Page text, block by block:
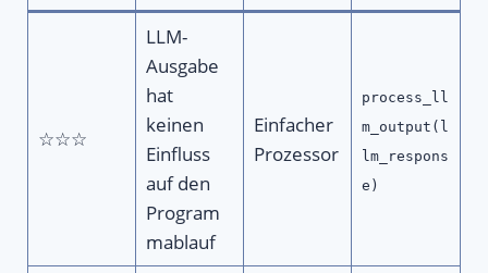
☆☆☆
LLM-
Ausgabe
hat
keinen
Einfluss
auf den
Program
mablauf
Einfacher
Prozessor
process_ll
m_output(l
lm_respons
e)